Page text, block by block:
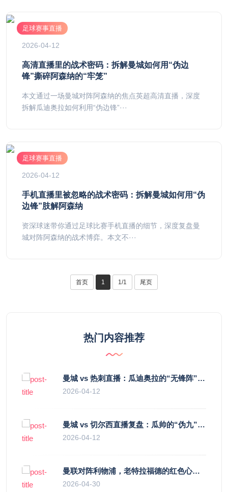
足球赛事直播
2026-04-12
高清直播里的战术密码：拆解曼城如何用“伪边
锋”撕碎阿森纳的“牢笼”
本文通过一场曼城对阵阿森纳的焦点英超高清直播，深度
拆解瓜迪奥拉如何利用“伪边锋”···
足球赛事直播
2026-04-12
手机直播里被忽略的战术密码：拆解曼城如何用“伪
边锋”肢解阿森纳
资深球迷带你通过足球比赛手机直播的细节，深度复盘曼
城对阵阿森纳的战术博弈。本文不···
首页 1 1/1 尾页
热门内容推荐
曼城 vs 热刺直播：瓜迪奥拉的“无锋阵”是天才设计还是自废武功？
2026-04-12
曼城 vs 切尔西直播复盘：瓜帅的“伪九”陷阱，如何绞杀蓝军的“三中卫”？
2026-04-12
曼联对阵利物浦，老特拉福德的红色心跳与蓝色暗涌
2026-04-30